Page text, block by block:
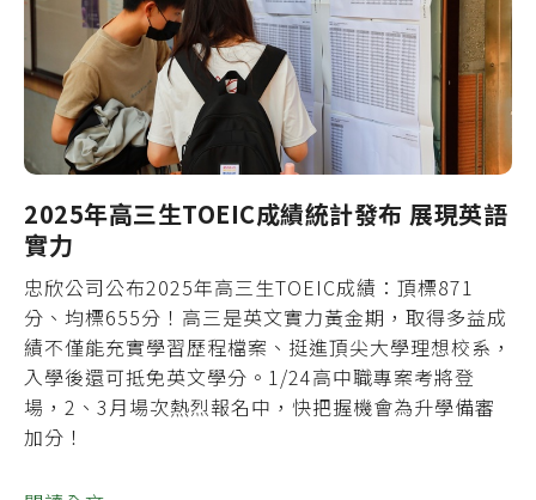
2025年高三生TOEIC成績統計發布 展現英語
實力
忠欣公司公布2025年高三生TOEIC成績：頂標871
分、均標655分！高三是英文實力黃金期，取得多益成
績不僅能充實學習歷程檔案、挺進頂尖大學理想校系，
入學後還可抵免英文學分。1/24高中職專案考將登
場，2、3月場次熱烈報名中，快把握機會為升學備審
加分！